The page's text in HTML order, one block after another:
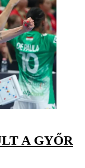
A GYŐR